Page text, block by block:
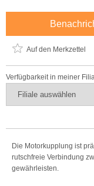
Auf den Merkzettel
Verfügbarkeit in meiner
Die Motorkupplung ist
rutschfreie Verbindung
gewährleisten.